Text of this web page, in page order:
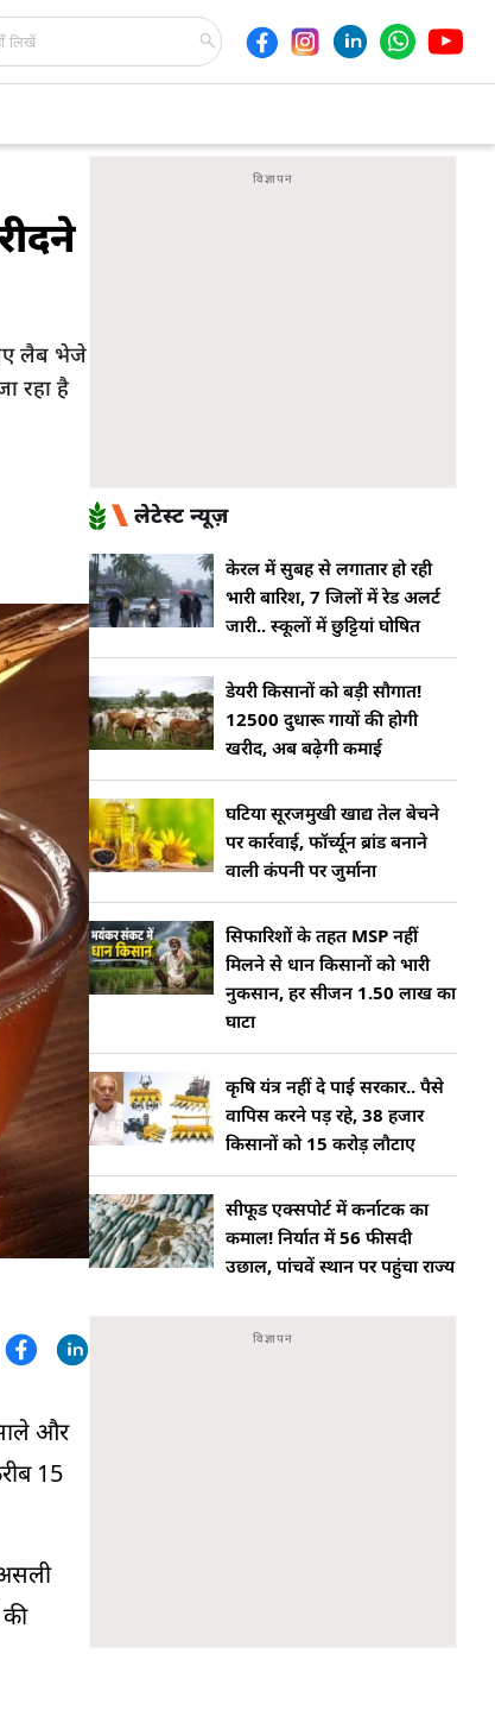
लैब भेजे
रहा है
और
15
लेटेस्ट न्यूज़
केरल में सुबह से लगातार हो रही
भारी बारिश, 7 जिलों में रेड अलर्ट
जारी.. स्कूलों में छुट्टियां घोषित
डेयरी किसानों को बड़ी सौगात!
12500 दुधारू गायों की होगी
खरीद, अब बढ़ेगी कमाई
घटिया सूरजमुखी खाद्य तेल बेचने
पर कार्रवाई, फॉर्च्यून ब्रांड बनाने
वाली कंपनी पर जुर्माना
सिफारिशों के तहत MSP नहीं
मिलने से धान किसानों को भारी
नुकसान, हर सीजन 1.50 लाख का
घाटा
कृषि यंत्र नहीं दे पाई सरकार.. पैसे
वापिस करने पड़ रहे, 38 हजार
किसानों को 15 करोड़ लौटाए
सीफूड एक्सपोर्ट में कर्नाटक का
कमाल! निर्यात में 56 फीसदी
उछाल, पांचवें स्थान पर पहुंचा राज्य